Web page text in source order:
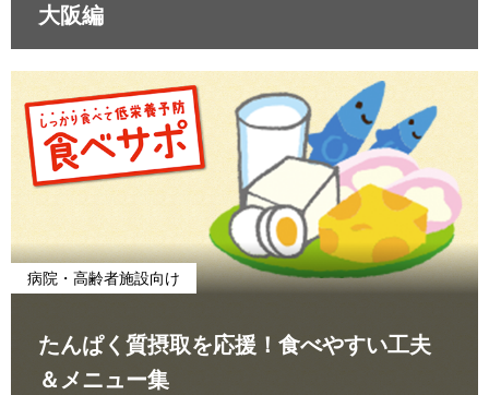
大阪編
病院・高齢者施設向け
たんぱく質摂取を応援！食べやすい工夫
＆メニュー集